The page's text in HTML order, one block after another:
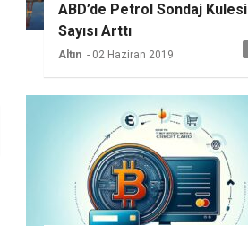
ABD’de Petrol Sondaj Kulesi
Sayısı Arttı
Altın - 02 Haziran 2019